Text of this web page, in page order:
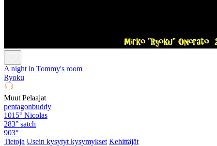
A night in Tommy's room
Ryoku
Muut Pelaajat
pentagonbuddy
1015° Nicolas
283° satch
903°
Tietoja Usein kysytyt kysymykset Kehittäjät